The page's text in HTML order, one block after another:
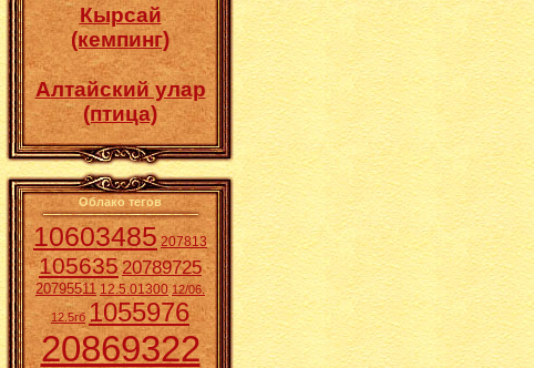
Кырсай
(кемпинг)
Алтайский улар
(птица)
Облако тегов
10603485 207813
10563520789725
20795511 12.5.01300 12/06.
12.5гб 1055976
20869322